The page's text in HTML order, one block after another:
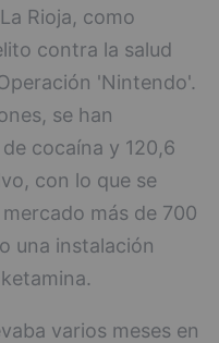
Rioja, como
contra la salud
'Nintendo'.
se han
cocaína y 120,6
con lo que se
más de 700
una instalación
varios meses en